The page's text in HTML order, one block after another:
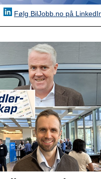
Følg BilJobb.no på